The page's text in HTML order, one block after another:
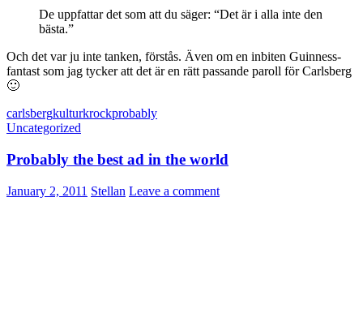
De uppfattar det som att du säger: “Det är i alla inte den
bästa.”
Och det var ju inte tanken, förstås. Även om en inbiten Guinness-
fantast som jag tycker att det är en rätt passande paroll för Carlsberg
🙂
carlsbergkulturkrockprobably
Uncategorized
Probably the best ad in the world
January 2, 2011 Stellan Leave a comment